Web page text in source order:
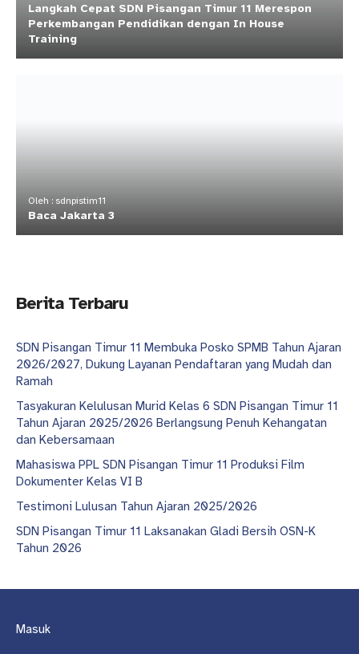
Langkah Cepat SDN Pisangan Timur 11 Merespon
Perkembangan Pendidikan dengan In House
Training
Oleh : sdnpistim11
Baca Jakarta 3
Berita Terbaru
SDN Pisangan Timur 11 Membuka Posko SPMB Tahun Ajaran
2026/2027, Dukung Layanan Pendaftaran yang Mudah dan
Ramah
Tasyakuran Kelulusan Murid Kelas 6 SDN Pisangan Timur 11
Tahun Ajaran 2025/2026 Berlangsung Penuh Kehangatan
dan Kebersamaan
Mahasiswa PPL SDN Pisangan Timur 11 Produksi Film
Dokumenter Kelas VI B
Testimoni Lulusan Tahun Ajaran 2025/2026
SDN Pisangan Timur 11 Laksanakan Gladi Bersih OSN-K
Tahun 2026
Masuk